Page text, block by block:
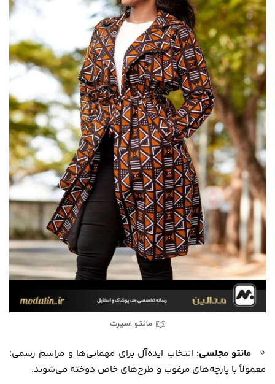
مانتو اسپرت
مانتو مجلسی: انتخاب ایده‌آل برای مهمانی‌ها و مراسم رسمی؛
معمولاً با پارچه‌های مرغوب و طرح‌های خاص دوخته می‌شوند.